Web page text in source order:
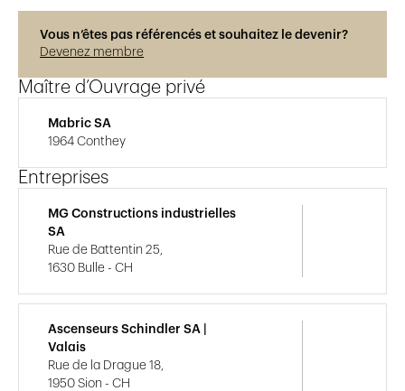
Vous n’êtes pas référencés et souhaitez le devenir?
Devenez membre
Maître d’Ouvrage privé
Mabric SA
1964 Conthey
Entreprises
MG Constructions industrielles
SA
Rue de Battentin 25,
1630 Bulle - CH
Ascenseurs Schindler SA |
Valais
Rue de la Drague 18,
1950 Sion - CH